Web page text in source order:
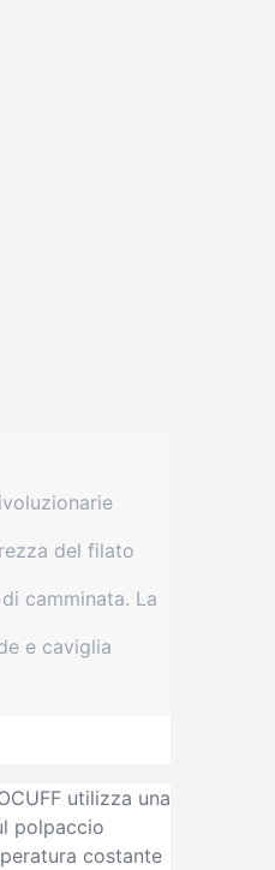
del filato
camminata. La
e caviglia
utilizza una
polpaccio
costante